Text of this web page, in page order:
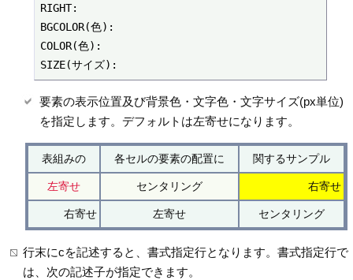
RIGHT:
BGCOLOR(色):
COLOR(色):
SIZE(サイズ):
要素の表示位置及び背景色・文字色・文字サイズ(px単位)
を指定します。デフォルトは左寄せになります。
表組みの 各セルの要素の配置に 関するサンプル
左寄せ センタリング 右寄せ
右寄せ 左寄せ センタリング
行末にcを記述すると、書式指定行となります。書式指定行で
は、次の記述子が指定できます。